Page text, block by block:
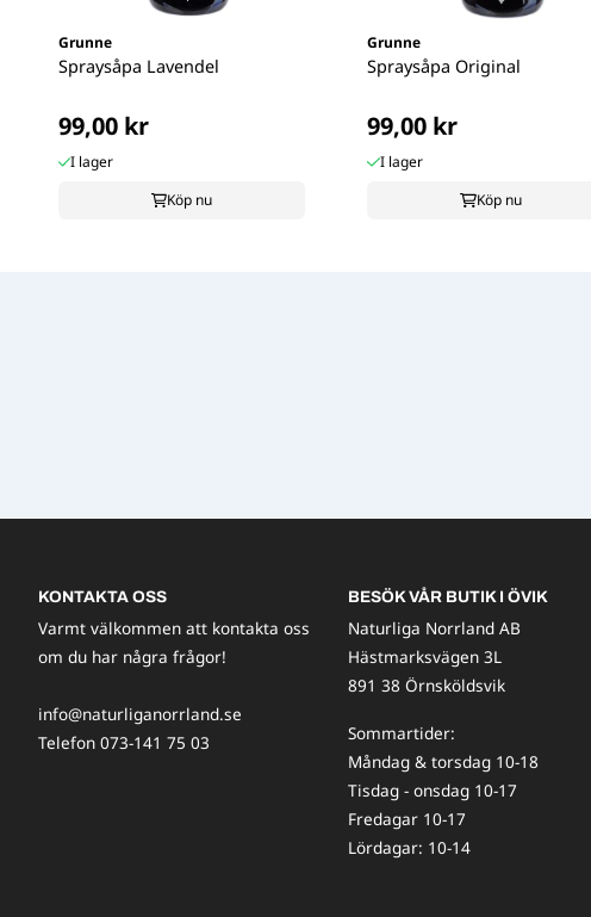
Grunne
Spraysåpa Lavendel
99,00 kr
I lager
Köp nu
Grunne
Spraysåpa Original
99,00 kr
I lager
Köp nu
KONTAKTA OSS
Varmt välkommen att kontakta oss
om du har några frågor!
info@naturliganorrland.se
Telefon 073-141 75 03
BESÖK VÅR BUTIK I ÖVIK
Naturliga Norrland AB
Hästmarksvägen 3L
891 38 Örnsköldsvik
Sommartider:
Måndag & torsdag 10-18
Tisdag - onsdag 10-17
Fredagar 10-17
Lördagar: 10-14